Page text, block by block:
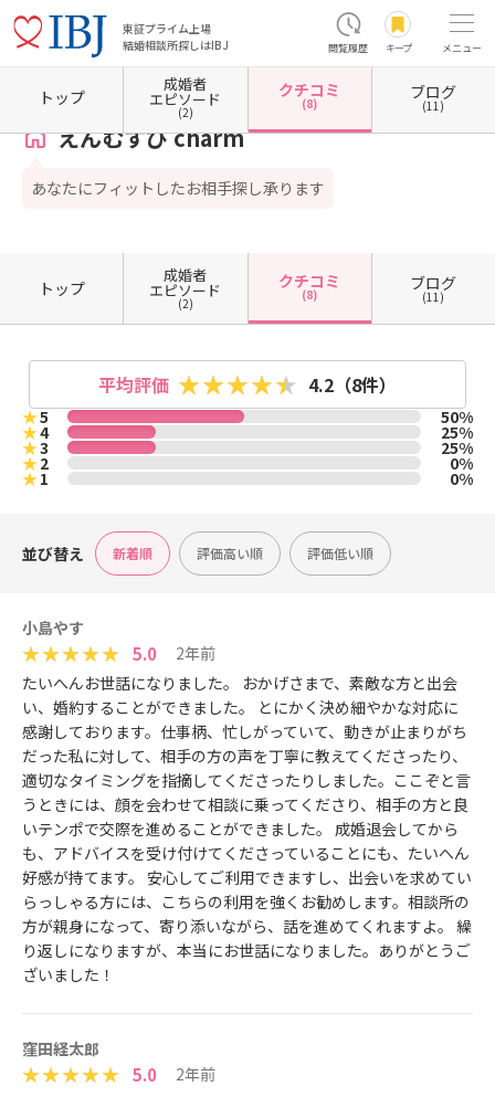
東証プライム上場
結婚相談所探しはIBJ
閲覧履歴 キープ メニュー
ホーム 長野県の結婚相談所 長野県諏訪市 えんむすび charm クチコミ一覧
えんむすび charm
あなたにフィットしたお相手探し承ります
トップ
成婚者
エピソード
(2)
クチコミ
(8)
ブログ
(11)
トップ
成婚者
エピソード
(2)
クチコミ
(8)
ブログ
(11)
平均評価 4.2 （8件）
★5 50%
★4 25%
★3 25%
★2 0%
★1 0%
並び替え 新着順 評価高い順 評価低い順
小島やす
5.0
2年前
たいへんお世話になりました。 おかげさまで、素敵な方と出会
い、婚約することができました。 とにかく決め細やかな対応に
感謝しております。仕事柄、忙しがっていて、動きが止まりがち
だった私に対して、相手の方の声を丁寧に教えてくださったり、
適切なタイミングを指摘してくださったりしました。ここぞと言
うときには、顔を会わせて相談に乗ってくださり、相手の方と良
いテンポで交際を進めることができました。 成婚退会してから
も、アドバイスを受け付けてくださっていることにも、たいへん
好感が持てます。 安心してご利用できますし、出会いを求めてい
らっしゃる方には、こちらの利用を強くお勧めします。相談所の
方が親身になって、寄り添いながら、話を進めてくれますよ。 繰
り返しになりますが、本当にお世話になりました。ありがとうご
ざいました！
窪田経太郎
5.0
2年前